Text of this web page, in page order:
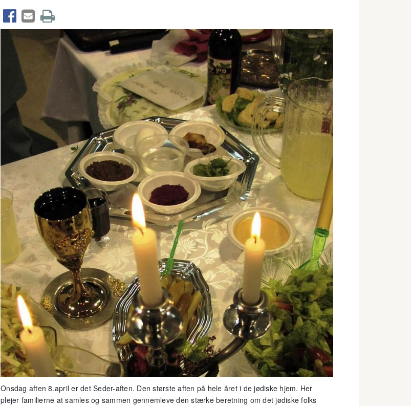
  
Onsdag aften 8.april er det Seder-aften. Den største aften på hele året i de jødiske hjem. Her
plejer familierne at samles og sammen gennemleve den stærke beretning om det jødiske folks